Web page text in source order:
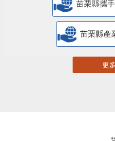
苗栗縣攜
苗栗縣產
更多